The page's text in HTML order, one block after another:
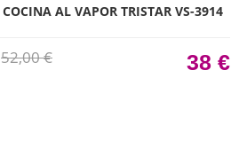
COCINA AL VAPOR TRISTAR VS-3914
52,00 € 38 €